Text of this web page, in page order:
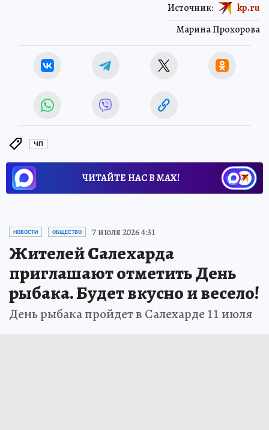
Марина Прохорова
Источник: kp.ru
ЧП
ЧИТАЙТЕ НАС В МАХ!
НОВОСТИ ОБЩЕСТВО 7 июля 2026 4:31
Жителей Салехарда
приглашают отметить День
рыбака. Будет вкусно и весело!
День рыбака пройдет в Салехарде 11 июля